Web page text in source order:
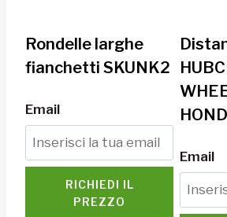
Rondelle larghe
fianchetti SKUNK2
Email
RICHIEDI IL
PREZZO
Email